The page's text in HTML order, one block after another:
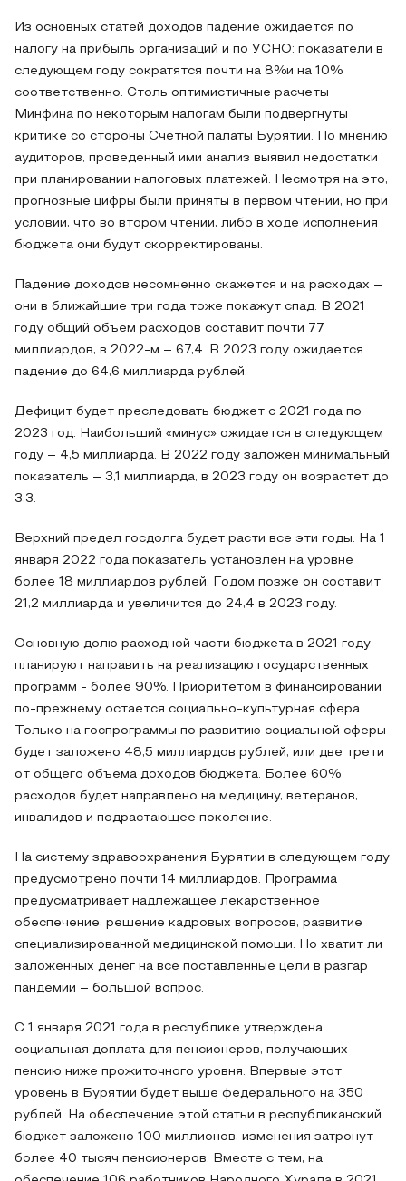
Из основных статей доходов падение ожидается по
налогу на прибыль организаций и по УСНО: показатели в
следующем году сократятся почти на 8%и на 10%
соответственно. Столь оптимистичные расчеты
Минфина по некоторым налогам были подвергнуты
критике со стороны Счетной палаты Бурятии. По мнению
аудиторов, проведенный ими анализ выявил недостатки
при планировании налоговых платежей. Несмотря на это,
прогнозные цифры были приняты в первом чтении, но при
условии, что во втором чтении, либо в ходе исполнения
бюджета они будут скорректированы.
Падение доходов несомненно скажется и на расходах –
они в ближайшие три года тоже покажут спад. В 2021
году общий объем расходов составит почти 77
миллиардов, в 2022-м – 67,4. В 2023 году ожидается
падение до 64,6 миллиарда рублей.
Дефицит будет преследовать бюджет с 2021 года по
2023 год. Наибольший «минус» ожидается в следующем
году – 4,5 миллиарда. В 2022 году заложен минимальный
показатель – 3,1 миллиарда, в 2023 году он возрастет до
3,3.
Верхний предел госдолга будет расти все эти годы. На 1
января 2022 года показатель установлен на уровне
более 18 миллиардов рублей. Годом позже он составит
21,2 миллиарда и увеличится до 24,4 в 2023 году.
Основную долю расходной части бюджета в 2021 году
планируют направить на реализацию государственных
программ - более 90%. Приоритетом в финансировании
по-прежнему остается социально-культурная сфера.
Только на госпрограммы по развитию социальной сферы
будет заложено 48,5 миллиардов рублей, или две трети
от общего объема доходов бюджета. Более 60%
расходов будет направлено на медицину, ветеранов,
инвалидов и подрастающее поколение.
На систему здравоохранения Бурятии в следующем году
предусмотрено почти 14 миллиардов. Программа
предусматривает надлежащее лекарственное
обеспечение, решение кадровых вопросов, развитие
специализированной медицинской помощи. Но хватит ли
заложенных денег на все поставленные цели в разгар
пандемии – большой вопрос.
С 1 января 2021 года в республике утверждена
социальная доплата для пенсионеров, получающих
пенсию ниже прожиточного уровня. Впервые этот
уровень в Бурятии будет выше федерального на 350
рублей. На обеспечение этой статьи в республиканский
бюджет заложено 100 миллионов, изменения затронут
более 40 тысяч пенсионеров. Вместе с тем, на